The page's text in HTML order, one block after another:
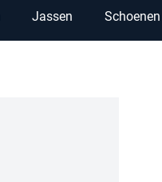
Jassen Schoenen